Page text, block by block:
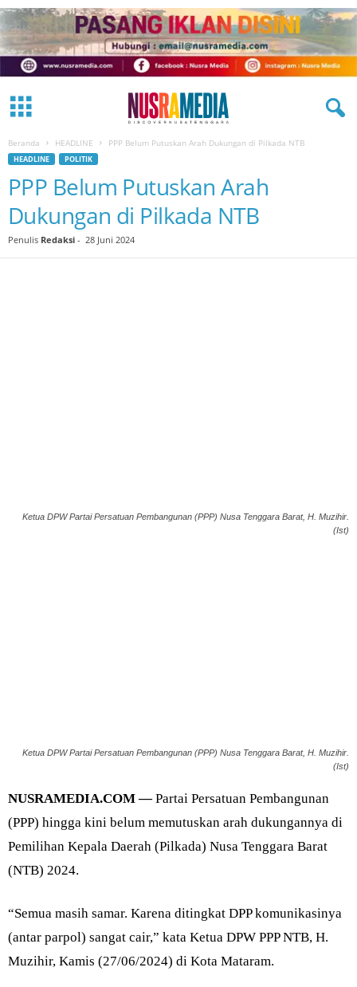
Beranda HEADLINE PPP Belum Putuskan Arah Dukungan di Pilkada NTB
HEADLINE POLITIK
PPP Belum Putuskan Arah
Dukungan di Pilkada NTB
Penulis Redaksi - 28 Juni 2024
Ketua DPW Partai Persatuan Pembangunan (PPP) Nusa Tenggara Barat, H. Muzihir.
(Ist)
Ketua DPW Partai Persatuan Pembangunan (PPP) Nusa Tenggara Barat, H. Muzihir.
(Ist)
NUSRAMEDIA.COM —Partai Persatuan Pembangunan
(PPP) hingga kini belum memutuskan arah dukungannya di
Pemilihan Kepala Daerah (Pilkada) Nusa Tenggara Barat
(NTB) 2024.
“Semua masih samar. Karena ditingkat DPP komunikasinya
(antar parpol) sangat cair,” kata Ketua DPW PPP NTB, H.
Muzihir, Kamis (27/06/2024) di Kota Mataram.